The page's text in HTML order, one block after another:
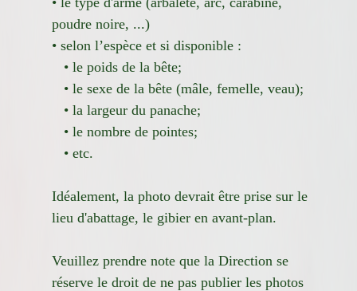
poudre noire, ...)
• selon l’espèce et si disponible :
• le poids de la bête;
• le sexe de la bête (mâle, femelle, veau);
• la largeur du panache;
• le nombre de pointes;
• etc.
Idéalement, la photo devrait être prise sur le
lieu d'abattage, le gibier en avant-plan.
Veuillez prendre note que la Direction se
réserve le droit de ne pas publier les photos